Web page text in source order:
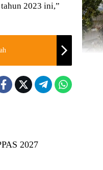
2023 ini,”
2027